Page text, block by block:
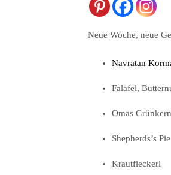
Neue Woche, neue
Navratan
Falafel,
Omas
Shepherds’s
Krautfleckerl